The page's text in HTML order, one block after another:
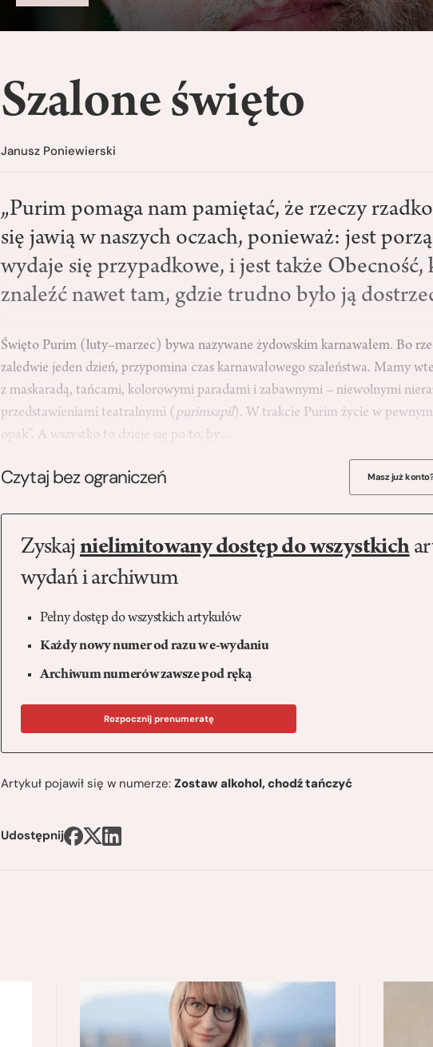
Szalone święto
Janusz Poniewierski
„Purim pomaga nam pamiętać, że rzeczy
się jawią w naszych oczach, ponieważ: jest
wydaje się przypadkowe, i jest także Obecność,
znaleźć nawet tam, gdzie trudno było ją
Święto Purim (luty–marzec) bywa nazywane żydowskim karnawałem. Bo
zaledwie jeden dzień, przypomina czas karnawałowego szaleństwa. Mamy
z maskaradą, tańcami, kolorowymi paradami i zabawnymi – niewolnymi
przedstawieniami teatralnymi ( purimszpil). W trakcie Purim życie w pewnym
opak”. A wszystko to dzieje się po to, by…
Czytaj bez ograniczeń Masz już
Zyskaj nielimitowany dostęp do wszystkich
wydań i archiwum
Pełny dostęp do wszystkich artykułów
Każdy nowy numer od razu w e-wydaniu
Archiwum numerów zawsze pod ręką
Rozpocznij prenumeratę
Artykuł pojawił się w numerze:Zostaw alkohol, chodź tańczyć
Udostępnij